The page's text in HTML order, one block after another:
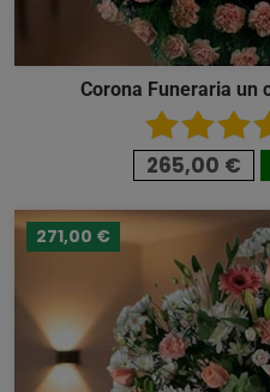
Corona Funeraria un
265,00 €
271,00 €